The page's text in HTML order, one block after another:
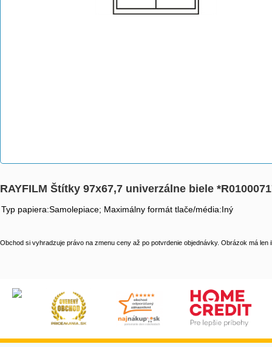
RAYFILM Štítky 97x67,7 univerzálne biele
Typ papiera:Samolepiace; Maximálny formát tlače/média:Iný
Obchod si vyhradzuje právo na zmenu ceny až po potvrdenie objednávky. Obrázok má len